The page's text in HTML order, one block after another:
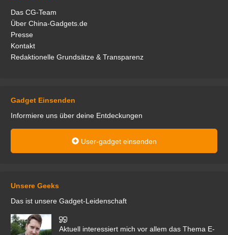
Das CG-Team
Über China-Gadgets.de
Presse
Kontakt
Redaktionelle Grundsätze & Transparenz
Gadget Einsenden
Informiere uns über deine Entdeckungen
User-gadget einsenden
Unsere Geeks
Das ist unsere Gadget-Leidenschaft
Aktuell interessiert mich vor allem das Thema E-